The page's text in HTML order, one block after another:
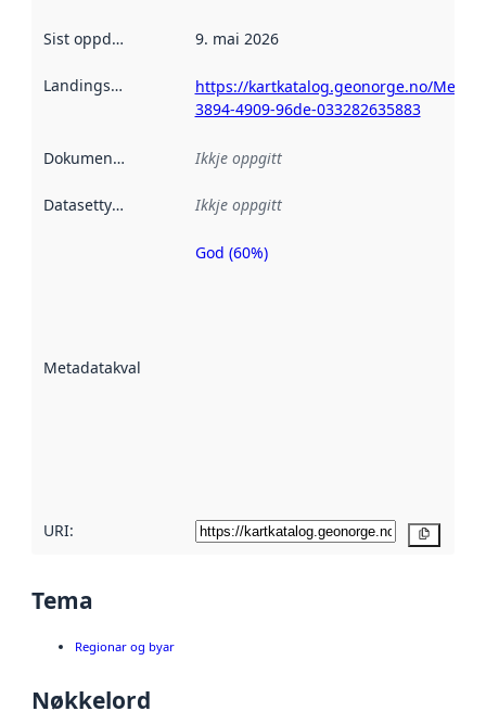
Sist oppdatert 9. mai 2026
Landingsside
https://kartkatalog.geonorge.no/
3894-4909-96de-033282635883
Dokumentasjon Ikkje oppgitt
Datasettype Ikkje oppgitt
Metadatakvalitet
Metadatakvalitet
God (60%)
URI:
Tema
Regionar og byar
Nøkkelord